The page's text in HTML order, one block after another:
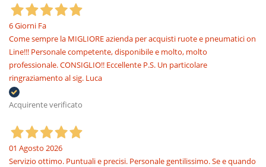
6 Giorni Fa
Come sempre la MIGLIORE azienda per acquisti ruote e pneumatici on
Line!!! Personale competente, disponibile e molto, molto
professionale. CONSIGLIO!! Eccellente P.S. Un particolare
ringraziamento al sig. Luca
Acquirente verificato
01 Agosto 2026
Servizio ottimo. Puntuali e precisi. Personale gentilissimo. Se e quando